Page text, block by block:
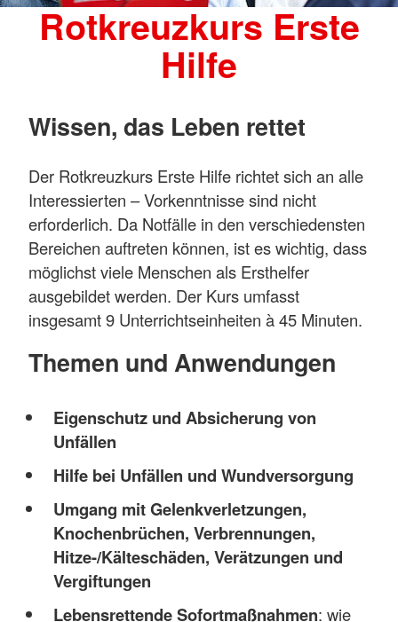
Rotkreuzkurs Erste
Hilfe
Wissen, das Leben rettet
Der Rotkreuzkurs Erste Hilfe richtet sich an alle
Interessierten – Vorkenntnisse sind nicht
erforderlich. Da Notfälle in den verschiedensten
Bereichen auftreten können, ist es wichtig, dass
möglichst viele Menschen als Ersthelfer
ausgebildet werden. Der Kurs umfasst
insgesamt 9 Unterrichtseinheiten à 45 Minuten.
Themen und Anwendungen
Eigenschutz und Absicherung von
Unfällen
Hilfe bei Unfällen und Wundversorgung
Umgang mit Gelenkverletzungen,
Knochenbrüchen, Verbrennungen,
Hitze-/Kälteschäden, Verätzungen und
Vergiftungen
Lebensrettende Sofortmaßnahmen: wie